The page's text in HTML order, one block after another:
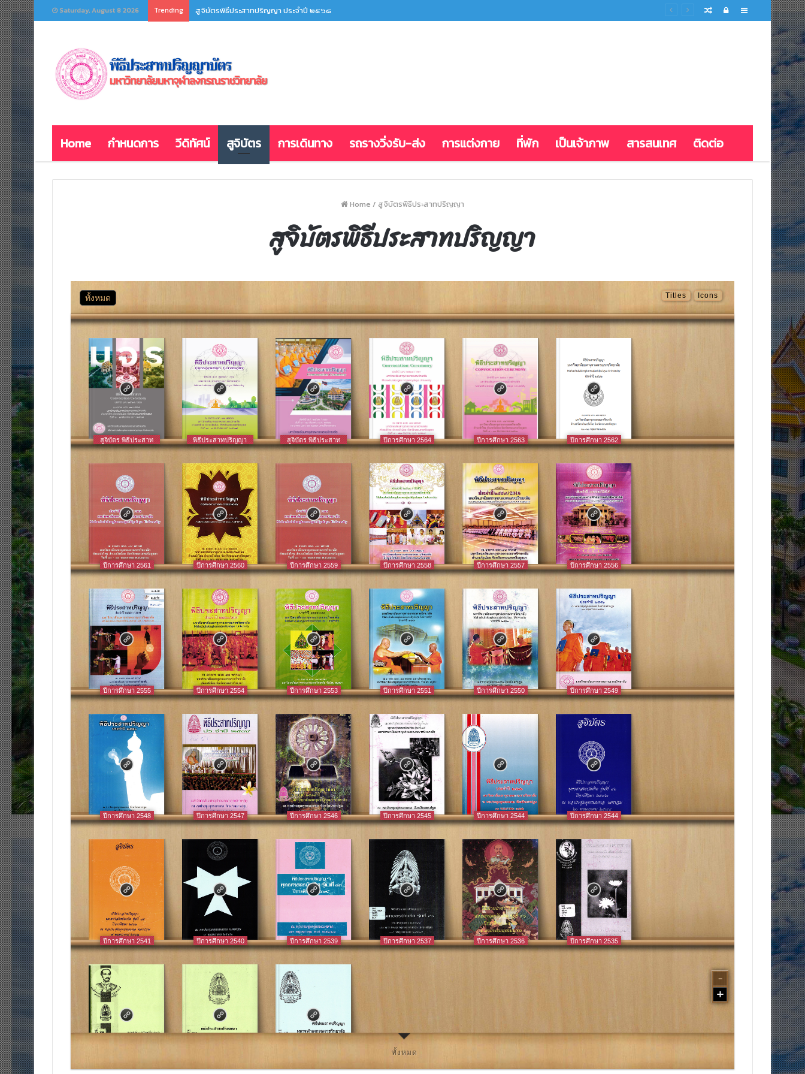
Saturday, August 8 2026 Trending สูจิบัตรพิธีประสาทปริญญา ประจำปี ๒๕๖๘ Sidebar
Log
Random
Home กำหนดการ วีดิทัศน์ สูจิบัตร การเดินทาง รถรางวิ่งรับ-ส่ง การแต่งกาย ที่พัก เป็นเจ้าภาพ สารสนเทศ ติดต่อ
Home / สูจิบัตรพิธีประสาทปริญญา
สูจิบัตรพิธีประสาทปริญญา
ทั้งหมด Titles Icons
สูจิบัตร พิธีประสาท
ปริญญา ประจำปี
พิธีประสาทปริญญา
มหาวิทยาลัยมหาจุฬา
ประจำปี ๒๕๖๗
สูจิบัตร พิธีประสาท
ปริญญา ประจำปี
ปีการศึกษา 2564 ปีการศึกษา 2563 ปีการศึกษา 2562
ปีการศึกษา 2561 ปีการศึกษา 2560 ปีการศึกษา 2559 ปีการศึกษา 2558 ปีการศึกษา 2557 ปีการศึกษา 2556
ปีการศึกษา 2555 ปีการศึกษา 2554 ปีการศึกษา 2553 ปีการศึกษา 2551 ปีการศึกษา 2550 ปีการศึกษา 2549
ปีการศึกษา 2548 ปีการศึกษา 2547 ปีการศึกษา 2546 ปีการศึกษา 2545 ปีการศึกษา 2544 ปีการศึกษา 2544
ปีการศึกษา 2541 ปีการศึกษา 2540 ปีการศึกษา 2539 ปีการศึกษา 2537 ปีการศึกษา 2536 ปีการศึกษา 2535
ทั้งหมด